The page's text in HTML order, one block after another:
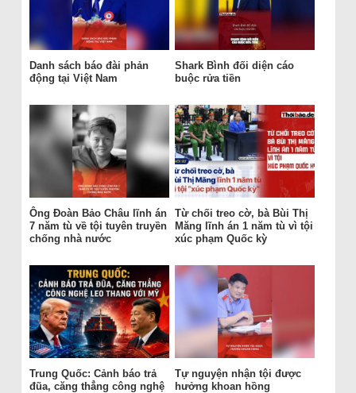
Danh sách báo đài phản
động tại Việt Nam
Shark Bình đối diện cáo
buộc rửa tiền
Ông Đoàn Bảo Châu lĩnh án
7 năm tù về tội tuyên truyền
chống nhà nước
Từ chối treo cờ, bà Bùi Thị
Măng lĩnh án 1 năm tù vì tội
xúc phạm Quốc kỳ
Trung Quốc: Cảnh báo trả
đũa, căng thẳng công nghệ
Tự nguyện nhận tội được
hưởng khoan hồng